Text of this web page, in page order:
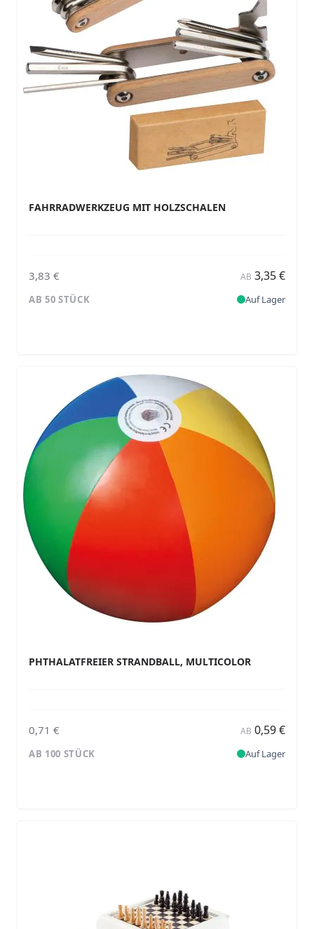
FAHRRADWERKZEUG MIT HOLZSCHALEN
3,83 € AB 3,35 €
AB 50 STÜCK Auf Lager
PHTHALATFREIER STRANDBALL, MULTICOLOR
0,71 € AB 0,59 €
AB 100 STÜCK Auf Lager